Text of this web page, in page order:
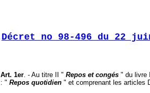
Décret no 98-496 du 22
Art. 1er. - Au titre II " Repos et congés " du livre
: " Repos quotidien " et comprenant les articles